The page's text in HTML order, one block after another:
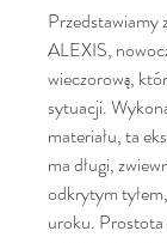
Przedstawiamy
ALEXIS,
wieczorową,
sytuacji.
materiału, ta
ma długi,
odkrytym
uroku. Prostota